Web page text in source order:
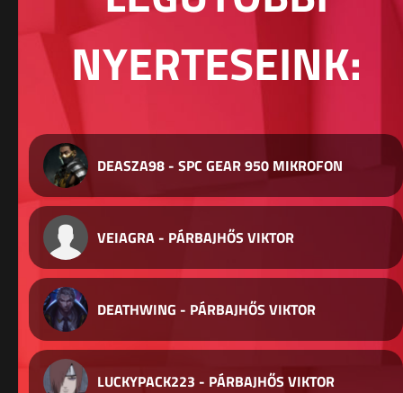
NYERTESEINK:
DEASZA98 - SPC GEAR 950 MIKROFON
VEIAGRA - PÁRBAJHŐS VIKTOR
DEATHWING - PÁRBAJHŐS VIKTOR
LUCKYPACK223 - PÁRBAJHŐS VIKTOR